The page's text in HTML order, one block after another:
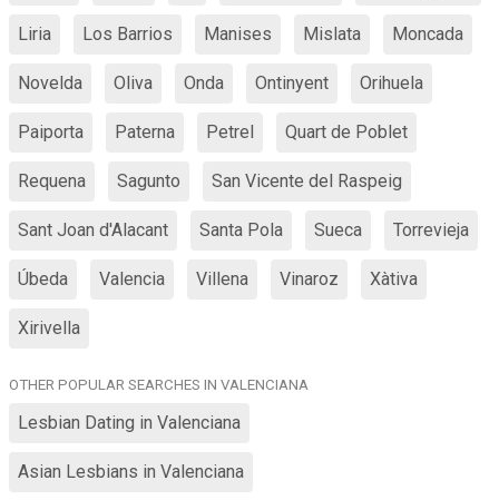
Liria Los Barrios Manises Mislata Moncada
Novelda Oliva Onda Ontinyent Orihuela
Paiporta Paterna Petrel Quart de Poblet
Requena Sagunto San Vicente del Raspeig
Sant Joan d'Alacant Santa Pola Sueca Torrevieja
Úbeda Valencia Villena Vinaroz Xàtiva
Xirivella
OTHER POPULAR SEARCHES IN VALENCIANA
Lesbian Dating in Valenciana
Asian Lesbians in Valenciana